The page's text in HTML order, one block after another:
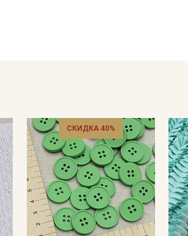
СКИДКА 40%